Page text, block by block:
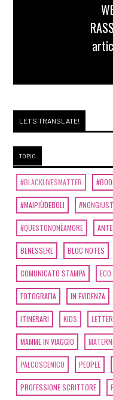
LET'S TRANSLATE!
TOPIC
#BLACKLIVESMATTER
#MAIPIÙDEBOLI
#QUESTONONÈAMORE
BENESSERE BLOC NOTES
COMUNICATO STAMPA ECO
FOTOGRAFIA IN EVIDENZA
ITINERARI KIDS
MAMME IN VIAGGIO
PALCOSCENICO PEOPLE
PROFESSIONE SCRITTORE